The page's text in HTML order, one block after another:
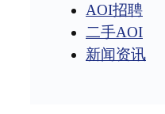
AOI招聘
二手AOI
新闻资讯